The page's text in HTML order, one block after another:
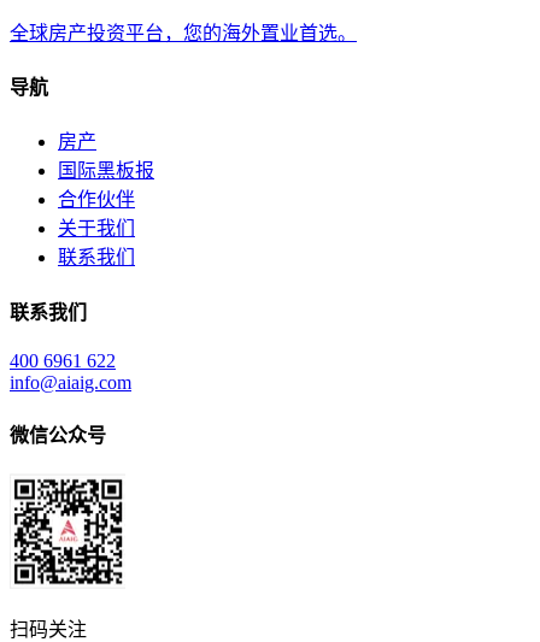
全球房产投资平台，您的海外置业首选。
导航
房产
国际黑板报
合作伙伴
关于我们
联系我们
联系我们
400 6961 622
info@aiaig.com
微信公众号
扫码关注